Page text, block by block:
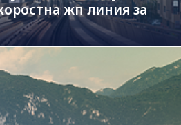
жп линия за